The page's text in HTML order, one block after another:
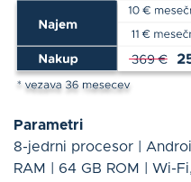
Parametri
8-jedrni procesor |
RAM | 64 GB ROM | Wi-